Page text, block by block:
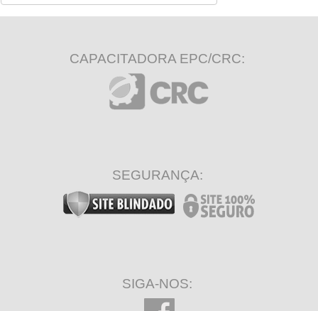
CAPACITADORA EPC/CRC:
SEGURANÇA:
SIGA-NOS: